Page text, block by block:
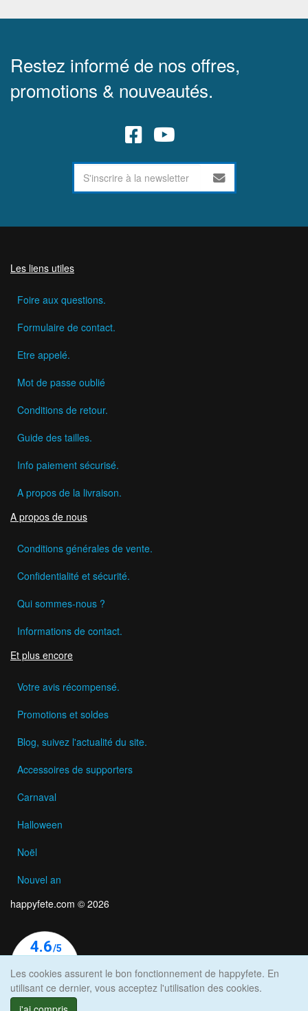
Restez informé de nos offres,
promotions & nouveautés.
Les liens utiles
Foire aux questions.
Formulaire de contact.
Etre appelé.
Mot de passe oublié
Conditions de retour.
Guide des tailles.
Info paiement sécurisé.
A propos de la livraison.
A propos de nous
Conditions générales de vente.
Confidentialité et sécurité.
Qui sommes-nous ?
Informations de contact.
Et plus encore
Votre avis récompensé.
Promotions et soldes
Blog, suivez l'actualité du site.
Accessoires de supporters
Carnaval
Halloween
Noël
Nouvel an
happyfete.com © 2026
Les cookies assurent le bon fonctionnement de happyfete. En
utilisant ce dernier, vous acceptez l'utilisation des cookies.